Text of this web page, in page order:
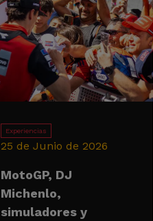
Experiencias
25 de Junio de 2026
MotoGP, DJ
Michenlo,
simuladores y